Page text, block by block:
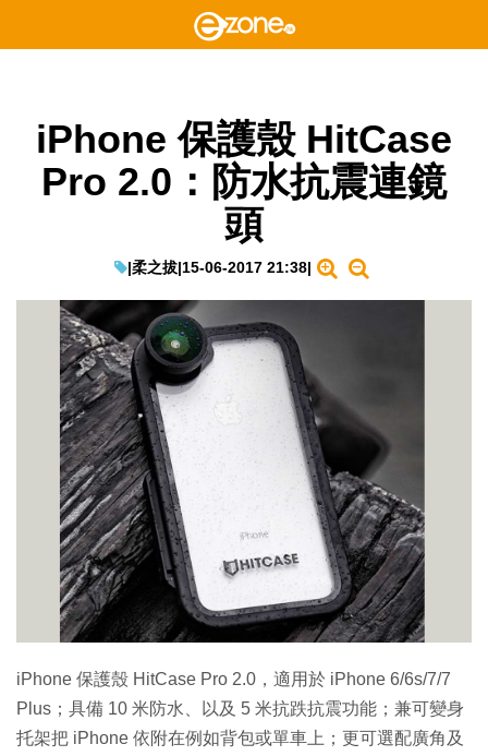
iPhone 保護殼 HitCase
Pro 2.0：防水抗震連鏡
頭
|柔之拔|15-06-2017 21:38|
iPhone 保護殼 HitCase Pro 2.0，適用於 iPhone 6/6s/7/7
Plus；具備 10 米防水、以及 5 米抗跌抗震功能；兼可變身
托架把 iPhone 依附在例如背包或單車上；更可選配廣角及